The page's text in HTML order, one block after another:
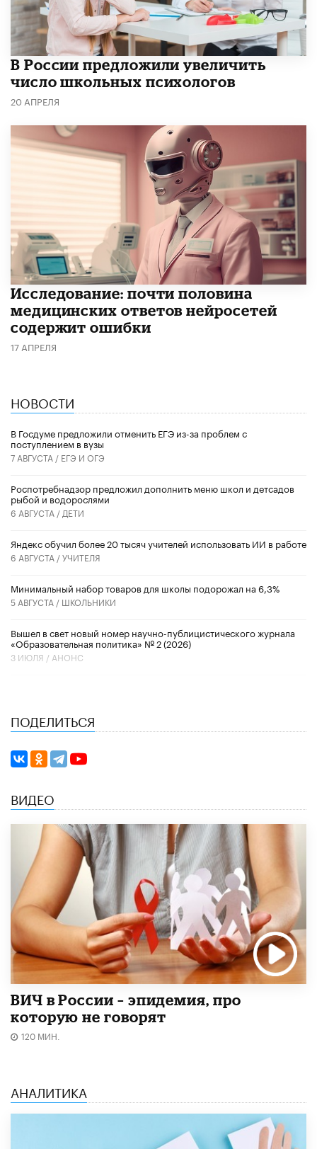
В России предложили увеличить
число школьных психологов
20 АПРЕЛЯ
Исследование: почти половина
медицинских ответов нейросетей
содержит ошибки
17 АПРЕЛЯ
НОВОСТИ
В Госдуме предложили отменить ЕГЭ из-за проблем с
поступлением в вузы
7 АВГУСТА / ЕГЭ И ОГЭ
Роспотребнадзор предложил дополнить меню школ и детсадов
рыбой и водорослями
6 АВГУСТА / ДЕТИ
​Яндекс обучил более 20 тысяч учителей использовать ИИ в работе
6 АВГУСТА /УЧИТЕЛЯ
Минимальный набор товаров для школы подорожал на 6,3%
5 АВГУСТА / ШКОЛЬНИКИ
Вышел в свет новый номер научно-публицистического журнала
«Образовательная политика» № 2 (2026)
3 ИЮЛЯ / АНОНС
ПОДЕЛИТЬСЯ
ВИДЕО
ВИЧ в России – эпидемия, про
которую не говорят
120 МИН.
АНАЛИТИКА